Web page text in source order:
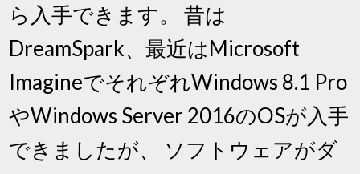
ら入手できます。 昔は
DreamSpark、最近はMicrosoft
ImagineでそれぞれWindows 8.1 Pro
やWindows Server 2016のOSが入手
できましたが、 ソフトウェアがダ